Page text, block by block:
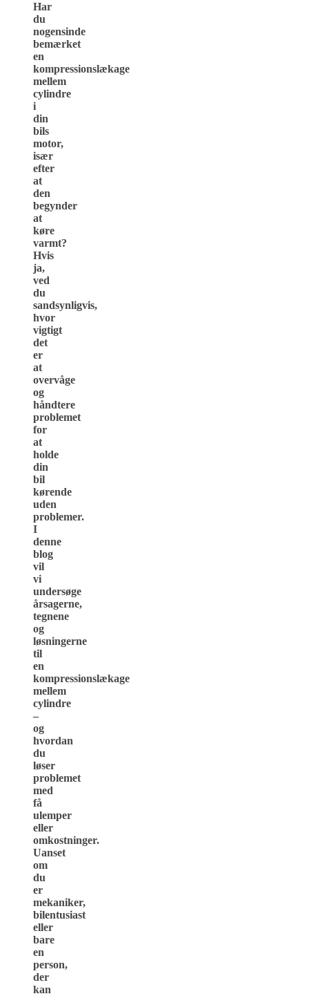
Har
du
nogensinde
bemærket
en
kompressionslækage
mellem
cylindre
i
din
bils
motor,
især
efter
at
den
begynder
at
køre
varmt?
Hvis
ja,
ved
du
sandsynligvis,
hvor
vigtigt
det
er
at
overvåge
og
håndtere
problemet
for
at
holde
din
bil
kørende
uden
problemer.
I
denne
blog
vil
vi
undersøge
årsagerne,
tegnene
og
løsningerne
til
en
kompressionslækage
mellem
cylindre
–
og
hvordan
du
løser
problemet
med
få
ulemper
eller
omkostninger.
Uanset
om
du
er
mekaniker,
bilentusiast
eller
bare
en
person,
der
kan